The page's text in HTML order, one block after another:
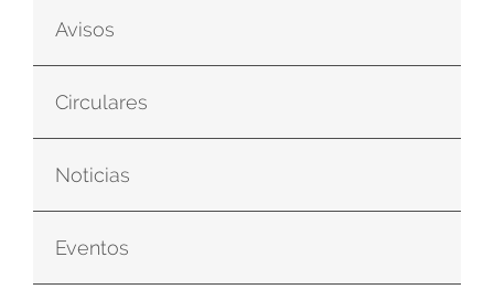
Avisos
Circulares
Noticias
Eventos